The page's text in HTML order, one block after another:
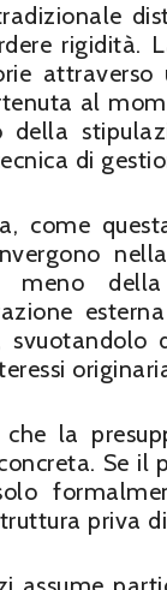
al
di
come
della
che la
Se
priva